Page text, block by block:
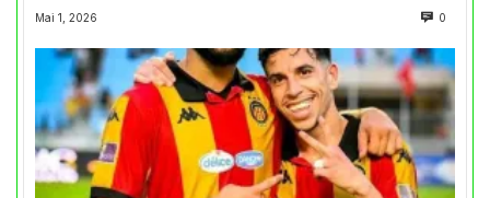
Mai 1, 2026 0